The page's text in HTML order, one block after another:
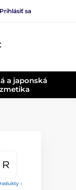
Prihlásiť sa
a japonská
›